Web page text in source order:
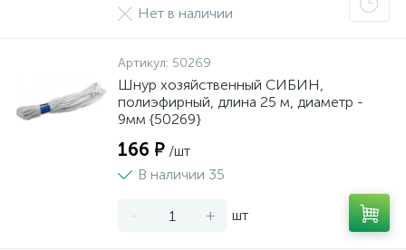
Нет в наличии
Артикул: 50269
Шнур хозяйственный СИБИН,
полиэфирный, длина 25 м, диаметр -
9мм {50269}
166 ₽ /шт
В наличии 35
- + шт